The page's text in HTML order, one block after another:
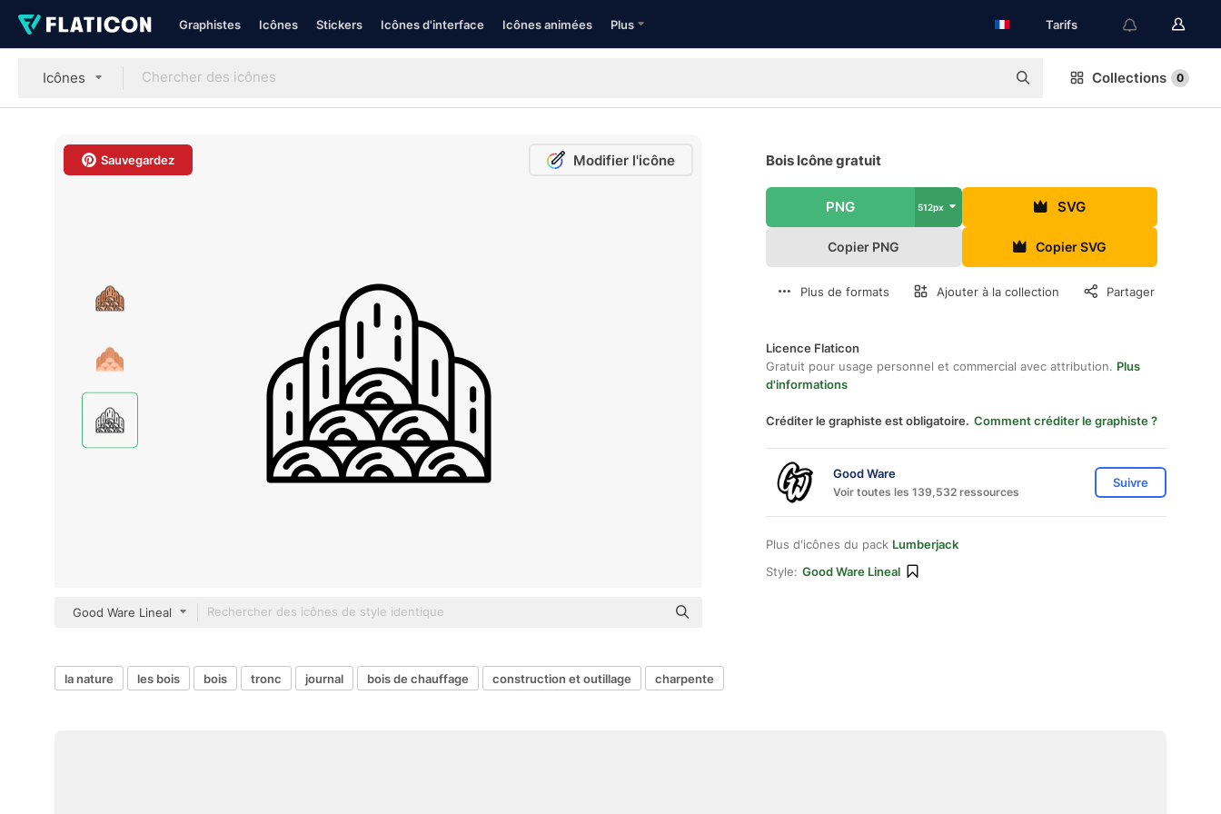
Graphistes Icônes Stickers Icônes d'interface Icônes animées Plus Tarifs
Icônes Collections 0
Sauvegardez Modifier l'icône
Good Ware Lineal
Bois Icône gratuit
PNG 512px SVG
Copier PNG Copier SVG
Plus de formats Ajouter à la collection Partager
Licence Flaticon
Gratuit pour usage personnel et commercial avec attribution. Plus
d'informations
Créditer le graphiste est obligatoire. Comment créditer le graphiste ?
Good Ware
Voir toutes les 139,532 ressources
Suivre
Plus d'icônes du pack Lumberjack
Style: Good Ware Lineal
la nature les bois bois tronc journal bois de chauffage construction et outillage charpente